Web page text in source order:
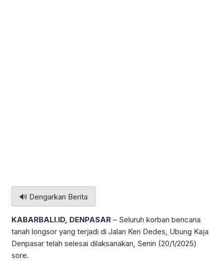
🔊 Dengarkan Berita
KABARBALI.ID, DENPASAR – Seluruh korban bencana
tanah longsor yang terjadi di Jalan Ken Dedes, Ubung Kaja
Denpasar telah selesai dilaksanakan, Senin (20/1/2025)
sore.